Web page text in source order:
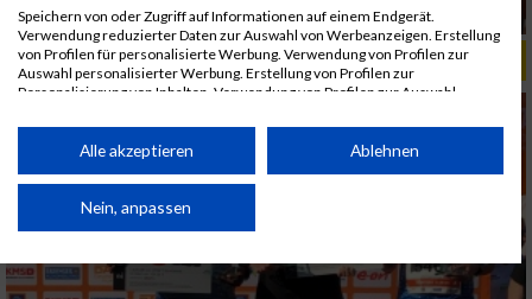
ALBUM B2RUN MÜNCHEN, B2RUN / 16.07.2019
Speichern von oder Zugriff auf Informationen auf einem Endgerät.
Verwendung reduzierter Daten zur Auswahl von Werbeanzeigen. Erstellung
von Profilen für personalisierte Werbung. Verwendung von Profilen zur
Auswahl personalisierter Werbung. Erstellung von Profilen zur
Personalisierung von Inhalten. Verwendung von Profilen zur Auswahl
Performance von Inhalten. Analyse von Zielgruppen durch Statistiken oder
Kombinationen von Daten aus verschiedenen Quellen. Entwicklung und
von Inhalten.
Daten können außerhalb der Europäischen Union weitergegeben und in die
Website/App.
Alle akzeptieren Ablehnen
Nein, anpassen